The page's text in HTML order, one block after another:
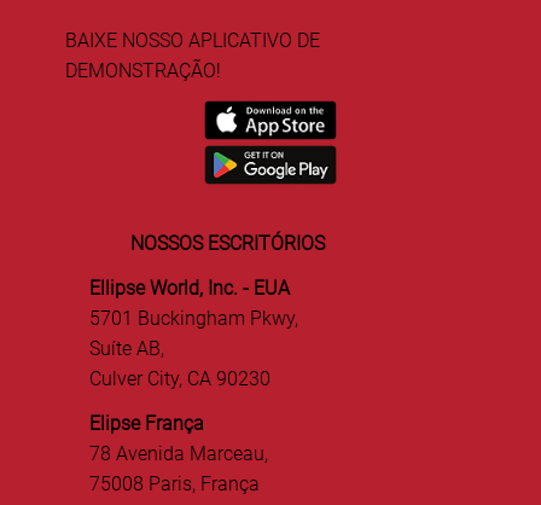
BAIXE NOSSO APLICATIVO DE
DEMONSTRAÇÃO!
NOSSOS ESCRITÓRIOS
Ellipse World, Inc. - EUA
5701 Buckingham Pkwy,
Suíte AB,
Culver City, CA 90230
Elipse França
78 Avenida Marceau,
75008 Paris, França